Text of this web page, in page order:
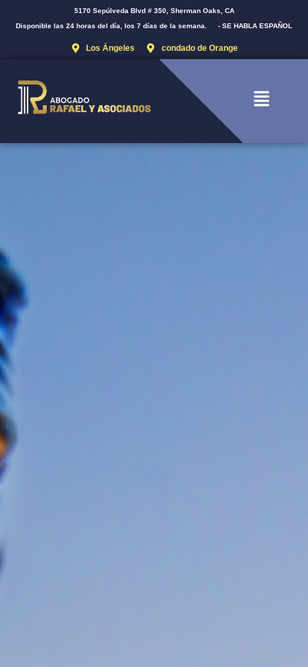
5170 Sepúlveda Blvd # 350, Sherman Oaks, CA
Disponible las 24 horas del día, los 7 días de la semana.
- SE HABLA ESPAÑOL
Los Ángeles condado de Orange